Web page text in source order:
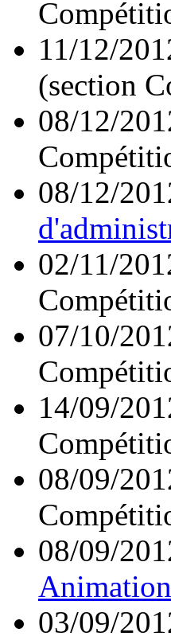
11/12/
(section
08/12/
08/12/
02/11/
07/10/
14/09/
08/09/
08/09/
03/09/